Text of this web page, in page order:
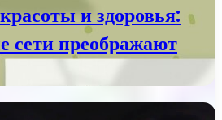
и здоровья:
сети преображают